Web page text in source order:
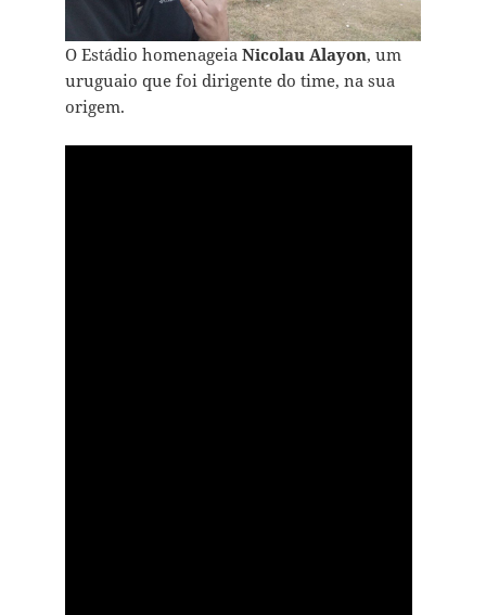
O Estádio homenageia Nicolau Alayon, um
uruguaio que foi dirigente do time, na sua
origem.